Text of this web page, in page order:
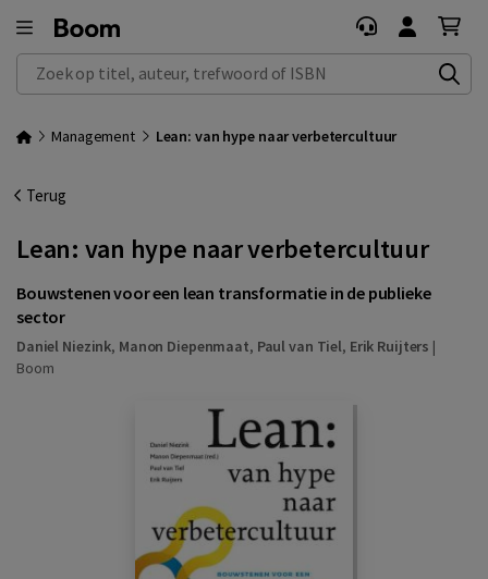
Zoek op titel, auteur, trefwoord of ISBN
Management Lean: van hype naar verbetercultuur
Terug
Lean: van hype naar verbetercultuur
Bouwstenen voor een lean transformatie in de publieke
sector
Daniel Niezink, Manon Diepenmaat, Paul van Tiel, Erik Ruijters |
Boom